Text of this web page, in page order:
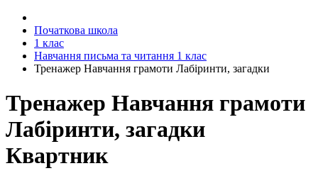
Початкова школа
1 клас
Навчання письма та читання 1 клас
Тренажер Навчання грамоти Лабіринти, загадки
Тренажер Навчання грамоти
Лабіринти, загадки
Квартник